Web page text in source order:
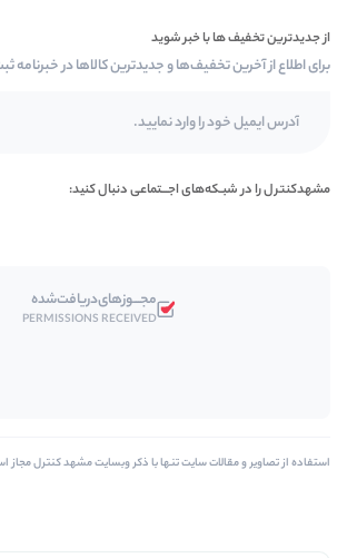
از جدیدترین تخفیف ها با خبر شوید
برای اطلاع از آخرین تخفیف‌ها و جدیدترین کالاها در خبرنامه
مشهدکنترل‌ را در‌‌ شبـکه‌های‌ اجـــتماعی‌ دنبال‌ کنید:
مجـــوز‌های‌دریافت‌شده
PERMISSIONS RECEIVED
استفاده از تصاویر و مقالات سایت تنها با ذکر وبسایت مشهد کنترل مجاز